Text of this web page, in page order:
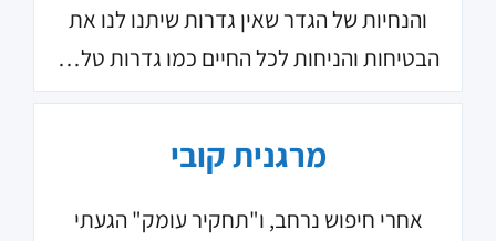
והנחיות של הגדר שאין גדרות שיתנו לנו את
הבטיחות והניחות לכל החיים כמו גדרות טל…
מרגנית קובי
אחרי חיפוש נרחב, ו"תחקיר עומק" הגעתי